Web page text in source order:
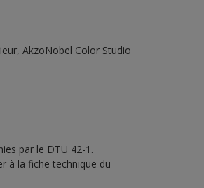
AkzoNobel Color Studio
par le DTU 42-1.
à la fiche technique du